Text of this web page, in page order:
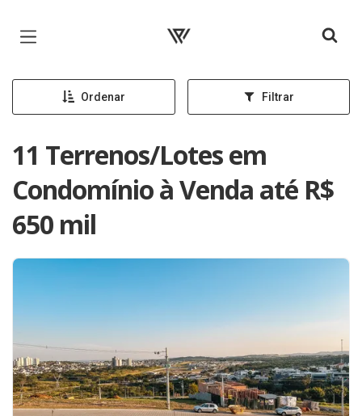
Página inicial
Ordenar Filtrar
11 Terrenos/Lotes em
Condomínio à Venda até R$
650 mil